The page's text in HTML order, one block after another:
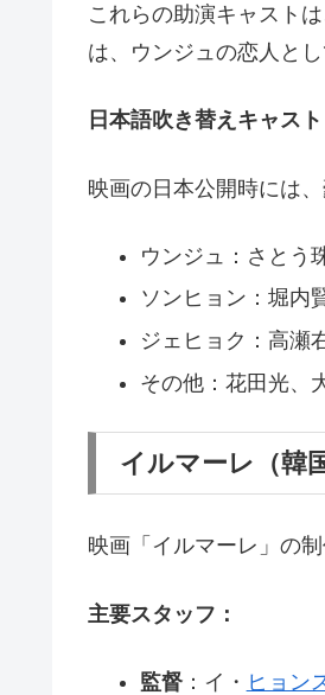
これらの助演キャスト
は、ウンジュの恋人と
日本語吹き替えキャスト
映画の日本公開時には
ウンジュ：さとう
ソンヒョン：堀内
ジェヒョク：高瀬
その他：花田光、
イルマーレ（韓
映画「イルマーレ」の
主要スタッフ：
監督：イ・ ヒョン